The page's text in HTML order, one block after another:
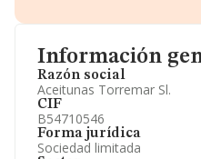
Información
Razón social
Aceitunas Torremar Sl.
CIF
B54710546
Forma jurídica
Sociedad limitada
Información oficial y